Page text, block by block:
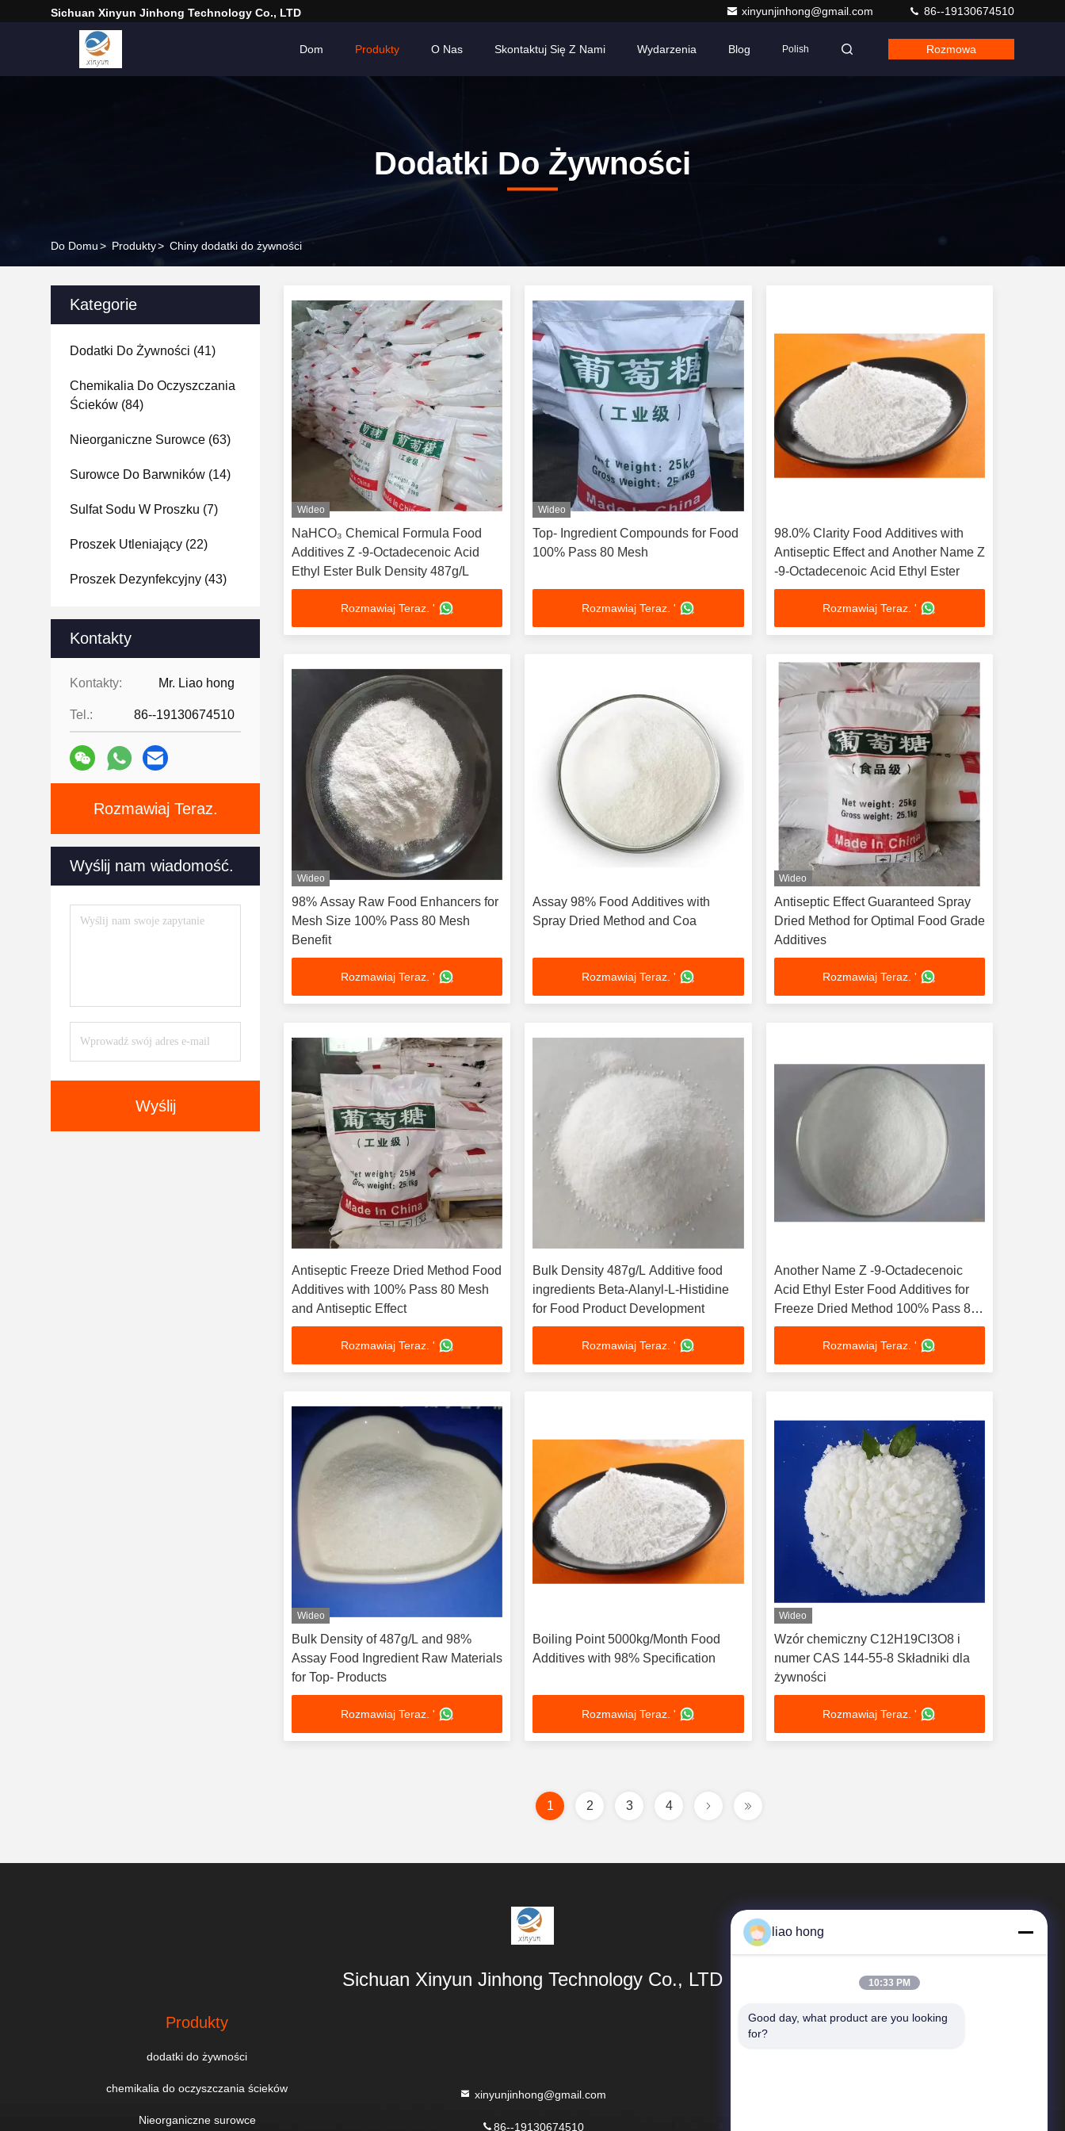
Sichuan Xinyun Jinhong Technology Co., LTD xinyunjinhong@gmail.com 86--19130674510
Dom Produkty O Nas Skontaktuj Się Z Nami Wydarzenia Blog Polish Rozmowa
Dodatki Do Żywności
Do Domu> Produkty> Chiny dodatki do żywności
Kategorie
Dodatki Do Żywności (41)
Chemikalia Do Oczyszczania
Ścieków (84)
Nieorganiczne Surowce (63)
Surowce Do Barwników (14)
Sulfat Sodu W Proszku (7)
Proszek Utleniający (22)
Proszek Dezynfekcyjny (43)
Kontakty
Kontakty: Mr. Liao hong
Tel.: 86--19130674510
Rozmawiaj Teraz.
Wyślij nam wiadomość.
Wyślij
Wideo
NaHCO₃ Chemical Formula Food
Additives Z -9-Octadecenoic Acid
Ethyl Ester Bulk Density 487g/L
Rozmawiaj Teraz. '
Wideo
Top- Ingredient Compounds for Food
100% Pass 80 Mesh
Rozmawiaj Teraz. '
98.0% Clarity Food Additives with
Antiseptic Effect and Another Name Z
-9-Octadecenoic Acid Ethyl Ester
Rozmawiaj Teraz. '
Wideo
98% Assay Raw Food Enhancers for
Mesh Size 100% Pass 80 Mesh
Benefit
Rozmawiaj Teraz. '
Assay 98% Food Additives with
Spray Dried Method and Coa
Rozmawiaj Teraz. '
Wideo
Antiseptic Effect Guaranteed Spray
Dried Method for Optimal Food Grade
Additives
Rozmawiaj Teraz. '
Antiseptic Freeze Dried Method Food
Additives with 100% Pass 80 Mesh
and Antiseptic Effect
Rozmawiaj Teraz. '
Bulk Density 487g/L Additive food
ingredients Beta-Alanyl-L-Histidine
for Food Product Development
Rozmawiaj Teraz. '
Another Name Z -9-Octadecenoic
Acid Ethyl Ester Food Additives for
Freeze Dried Method 100% Pass 80
Mesh
Rozmawiaj Teraz. '
Wideo
Bulk Density of 487g/L and 98%
Assay Food Ingredient Raw Materials
for Top- Products
Rozmawiaj Teraz. '
Boiling Point 5000kg/Month Food
Additives with 98% Specification
Rozmawiaj Teraz. '
Wideo
Wzór chemiczny C12H19Cl3O8 i
numer CAS 144-55-8 Składniki dla
żywności
Rozmawiaj Teraz. '
1 2 3 4
Sichuan Xinyun Jinhong Technology Co., LTD
Produkty
dodatki do żywności
chemikalia do oczyszczania ścieków
Nieorganiczne surowce
xinyunjinhong@gmail.com
86--19130674510
Szybkie Linki
liao hong
10:33 PM
Good day, what product are you looking
for?